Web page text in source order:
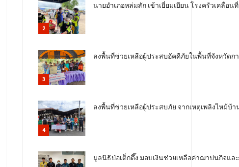
2
นายอำเภอหล่มสัก เข้าเยี่ยมเยียน โรงครัวเคลื่อ
3
ลงพื้นที่ช่วยเหลือผู้ประสบอัคคีภัยในพื้นที่จังหวัด
4
ลงพื้นที่ช่วยเหลือผู้ประสบภัย จากเหตุเพลิงไหม้
มูลนิธิป่อเต็กตึ๊ง มอบเงินช่วยเหลือค่าฌาปนกิจแล